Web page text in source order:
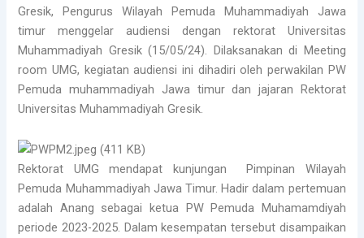
Gresik, Pengurus Wilayah Pemuda Muhammadiyah Jawa
timur menggelar audiensi dengan rektorat Universitas
Muhammadiyah Gresik (15/05/24). Dilaksanakan di Meeting
room UMG, kegiatan audiensi ini dihadiri oleh perwakilan PW
Pemuda muhammadiyah Jawa timur dan jajaran Rektorat
Universitas Muhammadiyah Gresik.
Rektorat UMG mendapat kunjungan Pimpinan Wilayah
Pemuda Muhammadiyah Jawa Timur. Hadir dalam pertemuan
adalah Anang sebagai ketua PW Pemuda Muhamamdiyah
periode 2023-2025. Dalam kesempatan tersebut disampaikan